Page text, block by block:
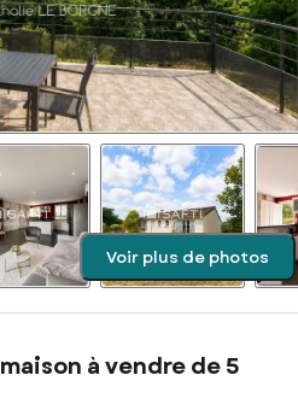
Voir plus de photos
à vendre de 5